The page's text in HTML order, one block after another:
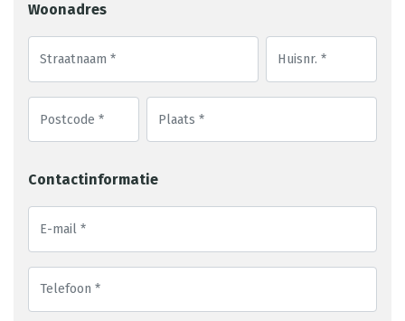
Woonadres
Contactinformatie